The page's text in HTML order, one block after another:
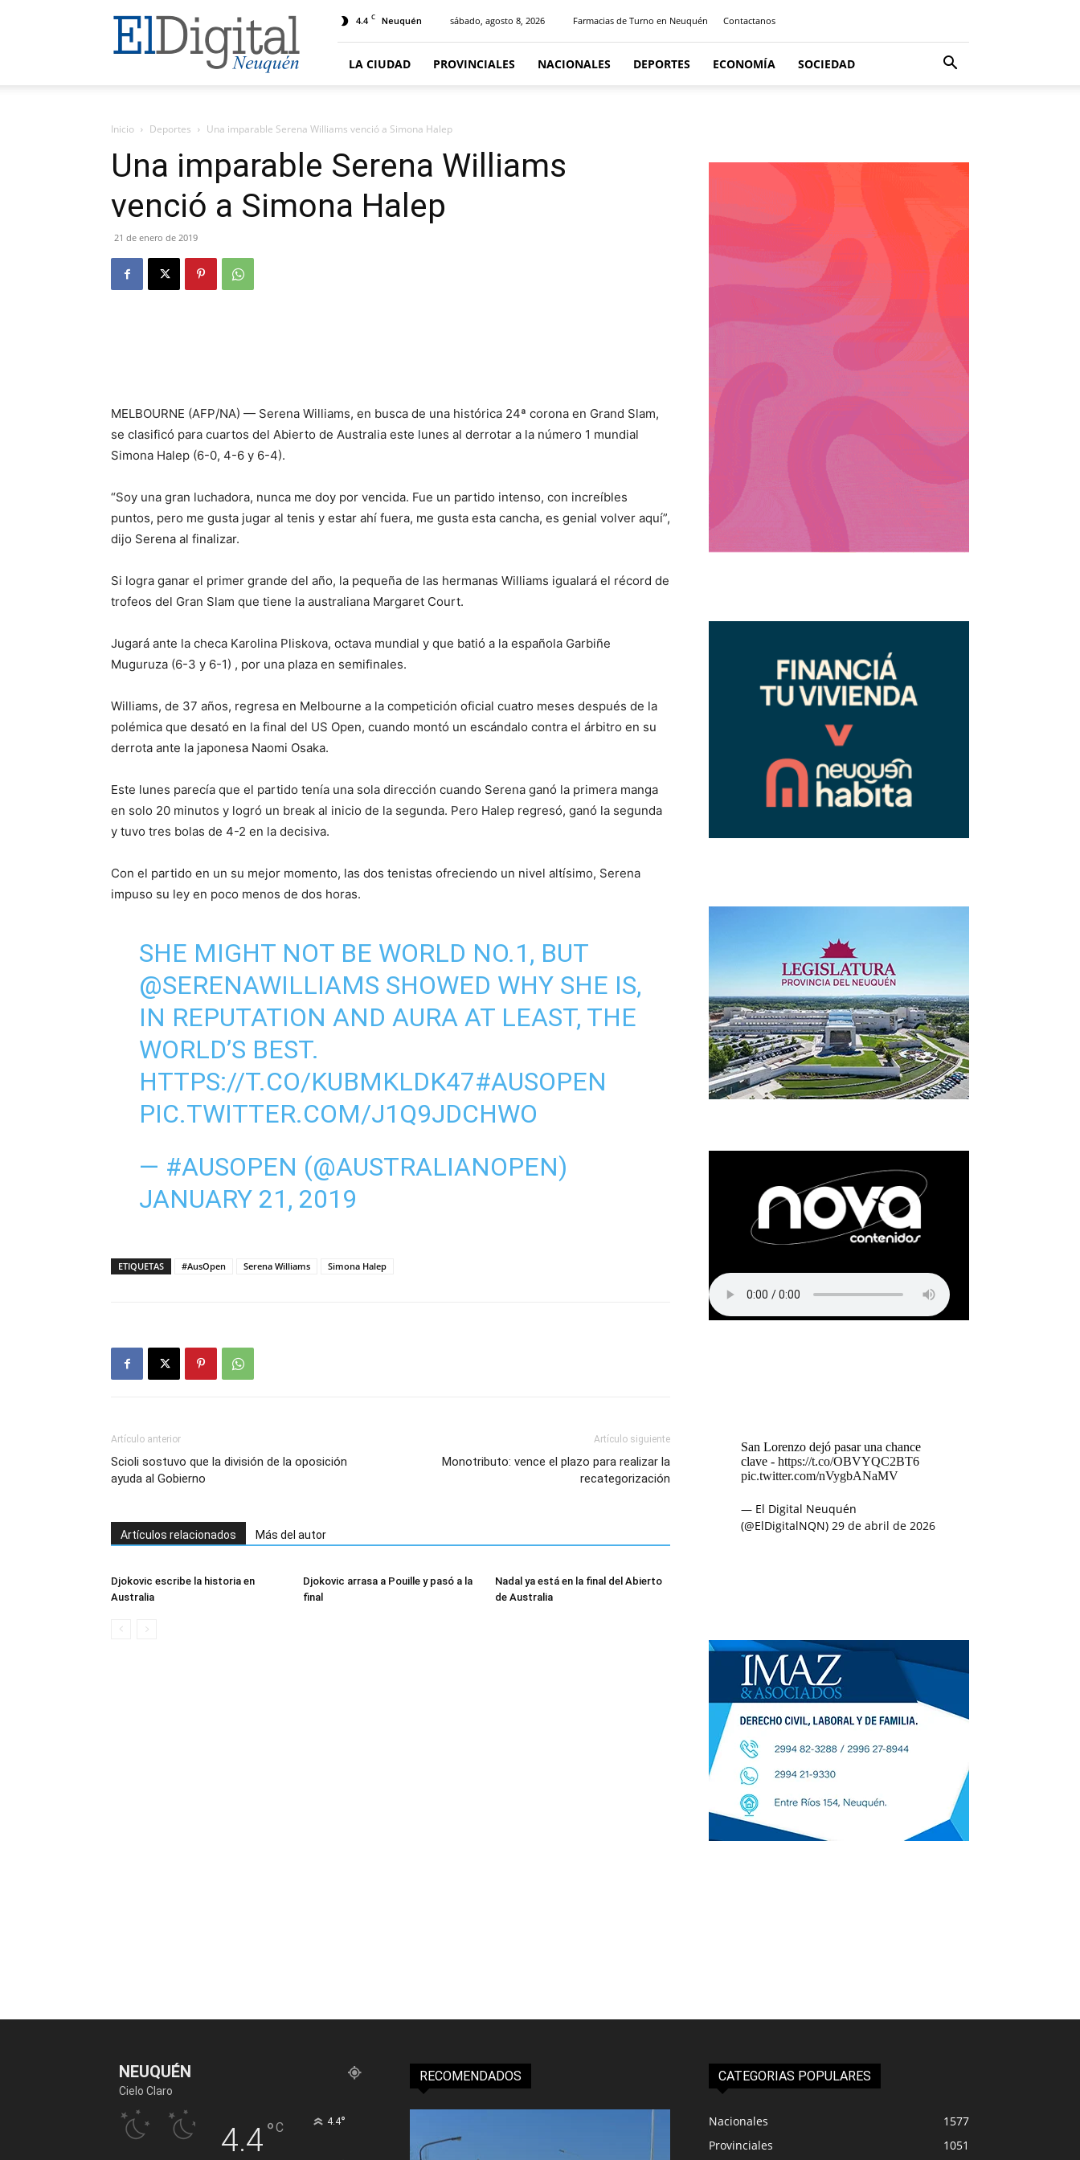
El
Digital
Neuquen
4.4 C Neuquén sábado, agosto 8, 2026 Farmacias de Turno en Neuquén Contactanos
LA CIUDAD PROVINCIALES NACIONALES DEPORTES ECONOMÍA SOCIEDAD
Inicio Deportes Una imparable Serena Williams venció a Simona Halep
Una imparable Serena Williams
venció a Simona Halep
21 de enero de 2019
MELBOURNE (AFP/NA) — Serena Williams, en busca de una histórica 24ª corona en Grand Slam,
se clasificó para cuartos del Abierto de Australia este lunes al derrotar a la número 1 mundial
Simona Halep (6-0, 4-6 y 6-4).
“Soy una gran luchadora, nunca me doy por vencida. Fue un partido intenso, con increíbles
puntos, pero me gusta jugar al tenis y estar ahí fuera, me gusta esta cancha, es genial volver aquí”,
dijo Serena al finalizar.
Si logra ganar el primer grande del año, la pequeña de las hermanas Williams igualará el récord de
trofeos del Gran Slam que tiene la australiana Margaret Court.
Jugará ante la checa Karolina Pliskova, octava mundial y que batió a la española Garbiñe
Muguruza (6-3 y 6-1) , por una plaza en semifinales.
Williams, de 37 años, regresa en Melbourne a la competición oficial cuatro meses después de la
polémica que desató en la final del US Open, cuando montó un escándalo contra el árbitro en su
derrota ante la japonesa Naomi Osaka.
Este lunes parecía que el partido tenía una sola dirección cuando Serena ganó la primera manga
en solo 20 minutos y logró un break al inicio de la segunda. Pero Halep regresó, ganó la segunda
y tuvo tres bolas de 4-2 en la decisiva.
Con el partido en un su mejor momento, las dos tenistas ofreciendo un nivel altísimo, Serena
impuso su ley en poco menos de dos horas.
SHE MIGHT NOT BE WORLD NO.1, BUT
@SERENAWILLIAMS SHOWED WHY SHE IS,
IN REPUTATION AND AURA AT LEAST, THE
WORLD’S BEST.
HTTPS://T.CO/KUBMKLDK47#AUSOPEN
PIC.TWITTER.COM/J1Q9JDCHWO
— #AUSOPEN (@AUSTRALIANOPEN)
JANUARY 21, 2019
ETIQUETAS #AusOpen Serena Williams Simona Halep
Artículo anterior
Scioli sostuvo que la división de la oposición
ayuda al Gobierno
Artículo siguiente
Monotributo: vence el plazo para realizar la
recategorización
Artículos relacionados Más del autor
Djokovic escribe la historia en
Australia
Djokovic arrasa a Pouille y pasó a la
final
Nadal ya está en la final del Abierto
de Australia
San Lorenzo dejó pasar una chance
clave - https://t.co/OBVYQC2BT6
pic.twitter.com/nVygbANaMV
— El Digital Neuquén
(@ElDigitalNQN) 29 de abril de 2026
NEUQUÉN
Cielo Claro
4.4°C 4.4°
RECOMENDADOS CATEGORIAS POPULARES
Nacionales
1577
Provinciales
1051